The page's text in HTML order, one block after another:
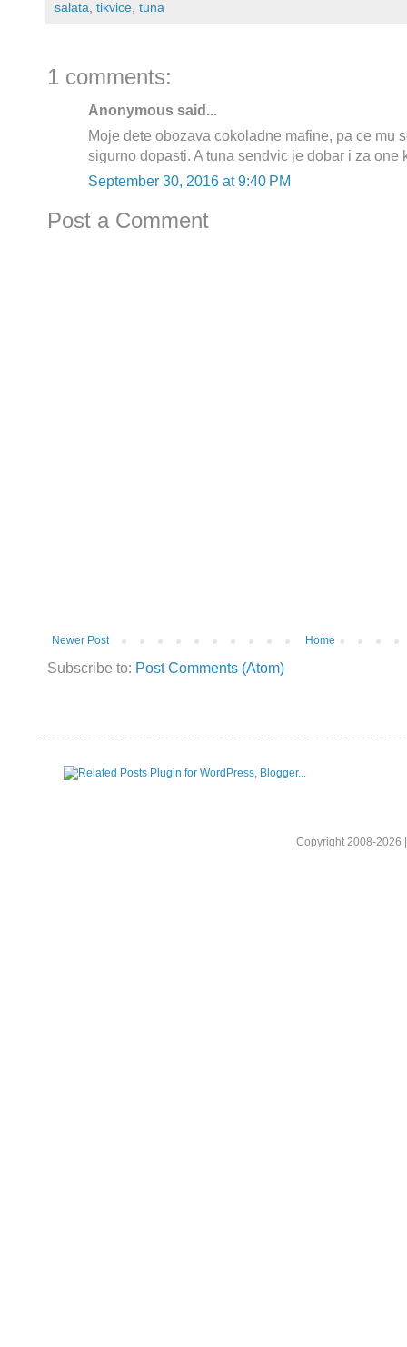
salata, tikvice, tuna
1 comments:
Anonymous said...
Moje dete obozava cokoladne mafine, pa ce mu
sigurno dopasti. A tuna sendvic je dobar i za one
September 30, 2016 at 9:40 PM
Post a Comment
Newer Post Home
Subscribe to: Post Comments (Atom)
Copyright 2008-2026